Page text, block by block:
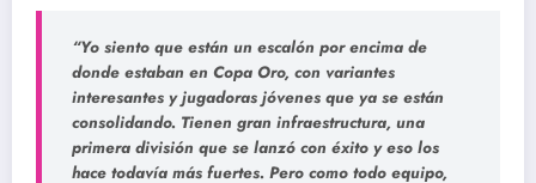
“Yo siento que están un escalón por encima de
donde estaban en Copa Oro, con variantes
interesantes y jugadoras jóvenes que ya se están
consolidando. Tienen gran infraestructura, una
primera división que se lanzó con éxito y eso los
hace todavía más fuertes. Pero como todo equipo,